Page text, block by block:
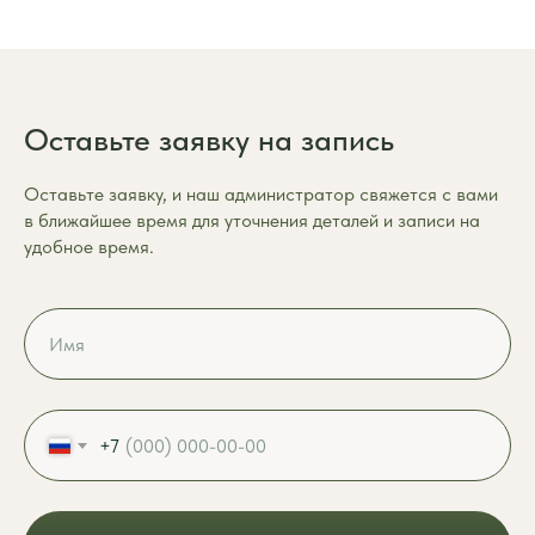
Оставьте заявку на запись
Оставьте заявку, и наш администратор свяжется с вами
в ближайшее время для уточнения деталей и записи на
удобное время.
+7